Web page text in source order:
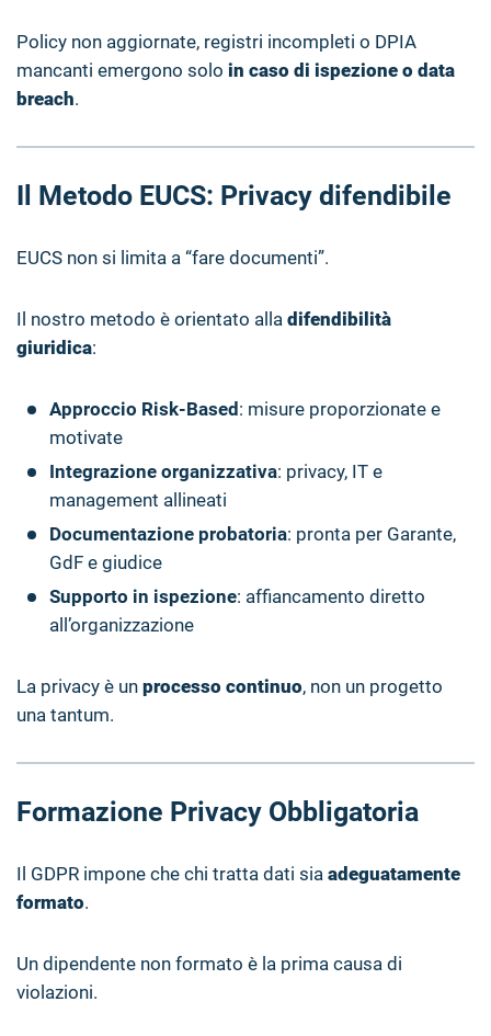
Policy non aggiornate, registri incompleti o DPIA
mancanti emergono solo in caso di ispezione o data
breach.
Il Metodo EUCS: Privacy difendibile
EUCS non si limita a “fare documenti”.
Il nostro metodo è orientato alla difendibilità
giuridica:
Approccio Risk-Based: misure proporzionate e
motivate
Integrazione organizzativa: privacy, IT e
management allineati
Documentazione probatoria: pronta per Garante,
GdF e giudice
Supporto in ispezione: affiancamento diretto
all’organizzazione
La privacy è un processo continuo, non un progetto
una tantum.
Formazione Privacy Obbligatoria
Il GDPR impone che chi tratta dati sia adeguatamente
formato.
Un dipendente non formato è la prima causa di
violazioni.